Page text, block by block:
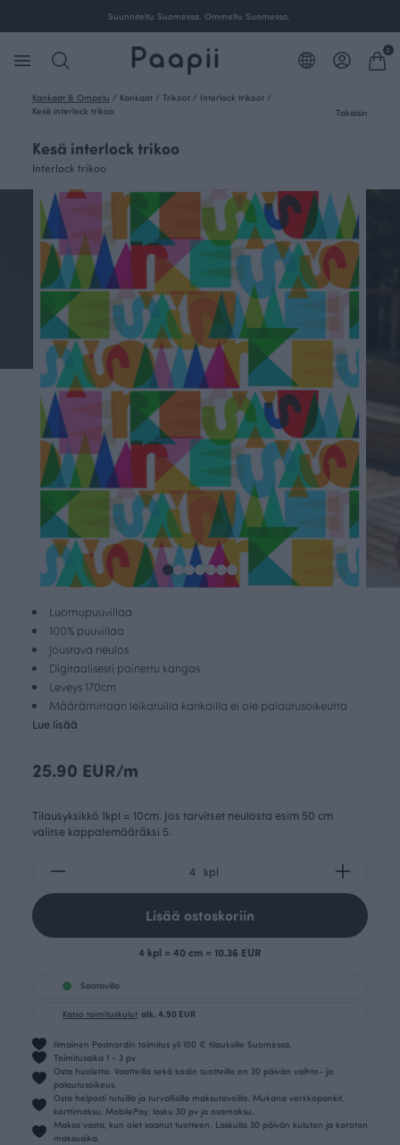
Ilmainen toimitus yli 100 € tilauksille Suomessa.
0
Kankaat & Ompelu / Kankaat / Trikoot / Interlock trikoot /
Kesä interlock trikoo
Takaisin
Kesä interlock trikoo
Interlock trikoo
Luomupuuvillaa
100% puuvillaa
Joustava neulos
Digitaalisesti painettu kangas
Leveys 170cm
Määrämittaan leikatuilla kankailla ei ole palautusoikeutta
Lue lisää
25.90 EUR/m
Tilausyksikkö 1kpl = 10cm. Jos tarvitset neulosta esim 50 cm
valitse kappalemääräksi 5.
kpl
Lisää ostoskoriin
4 kpl = 40 cm = 10.36 EUR
Saatavilla
Katso toimituskulut alk. 4.90 EUR
Ilmainen Postnordin toimitus yli 100 € tilauksille Suomessa.
Toimitusaika 1 - 3 pv
Osta huoletta. Vaatteilla sekä kodin tuotteilla on 30 päivän vaihto- ja
palautusoikeus.
Osta helposti tutuilla ja turvallisilla maksutavoilla. Mukana verkkopankit,
korttimaksu, MobilePay, lasku 30 pv ja osamaksu.
Maksa vasta, kun olet saanut tuotteen. Laskulla 30 päivän kuluton ja koroton
maksuaika.